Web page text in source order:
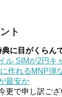
ト
に目がくらん
ル SIMが2円キ
作れるMNP弾
最安か
更で申し訳ご